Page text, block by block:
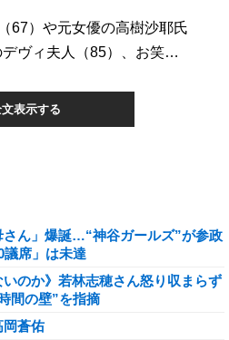
67）や元女優の高樹沙耶氏
デヴィ夫人（85）、お笑…
表示する
さん」爆誕…“神谷ガールズ”が参政
議席」は未達
いのか》若林志穂さん怒り収まらず
間の壁”を指摘
岡蒼佑